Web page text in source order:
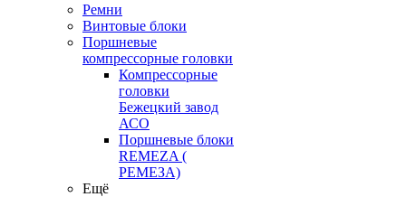
Ремни
Винтовые блоки
Поршневые
компрессорные головки
Компрессорные
головки
Бежецкий завод
АСО
Поршневые блоки
REMEZA (
РЕМЕЗА)
Ещё